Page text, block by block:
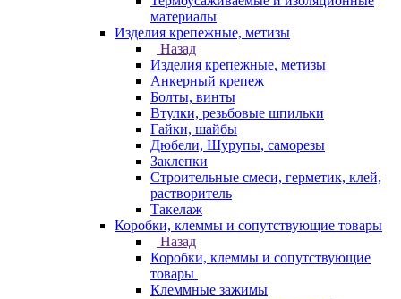
материалы
Изделия крепежные, метизы
Назад
Изделия крепежные, метизы
Анкерный крепеж
Болты, винты
Втулки, резьбовые шпильки
Гайки, шайбы
Дюбели, Шурупы, саморезы
Заклепки
Строительные смеси, герметик, клей,
растворитель
Такелаж
Коробки, клеммы и сопутствующие товары
Назад
Коробки, клеммы и сопутствующие
товары
Клеммные зажимы